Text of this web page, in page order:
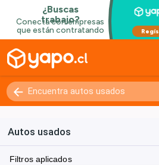
Autos usados
Filtros aplicados